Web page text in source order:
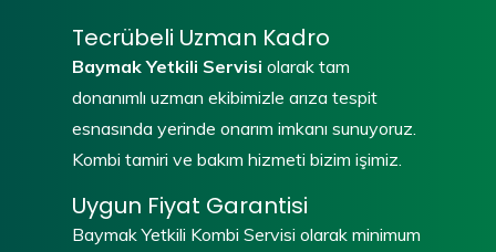
Tecrübeli Uzman Kadro
Baymak Yetkili Servisi olarak tam
donanımlı uzman ekibimizle arıza tespit
esnasında yerinde onarım imkanı sunuyoruz.
Kombi tamiri ve bakım hizmeti bizim işimiz.
Uygun Fiyat Garantisi
Baymak Yetkili Kombi Servisi olarak minimum